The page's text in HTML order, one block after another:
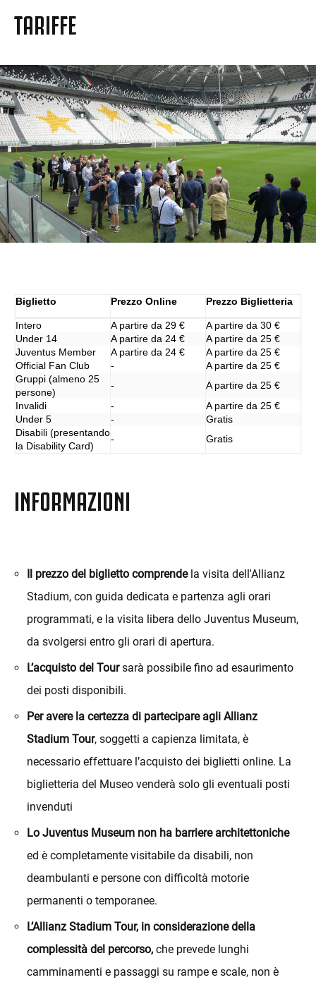
TARIFFE
Biglietto Prezzo Online Prezzo Biglietteria
Intero A partire da 29 €
A partire da 30 €
Under 14
A partire da 24 €
A partire da 25 €
Juventus Member
A partire da 24 €
A partire da 25 €
Official Fan Club
-
A partire da 25 €
Gruppi (almeno 25
persone)
-
A partire da 25 €
Invalidi
-
A partire da 25 €
Under 5
-
Gratis
Disabili (presentando
la Disability Card)
- Gratis
INFORMAZIONI
Il prezzo del biglietto comprendela visita dell'Allianz
Stadium, con guida dedicata e partenza agli orari
programmati, e la visita libera dello Juventus Museum,
da svolgersi entro gli orari di apertura.
L’acquisto del Toursarà possibile fino ad esaurimento
dei posti disponibili.
Per avere la certezza di partecipare agli Allianz
Stadium Tour, soggetti a capienza limitata, è
necessario effettuare l’acquisto dei biglietti online. La
biglietteria del Museo venderà solo gli eventuali posti
invenduti
Lo Juventus Museum non ha barriere architettoniche
ed è completamente visitabile da disabili, non
deambulanti e persone con difficoltà motorie
permanenti o temporanee.
L’Allianz Stadium Tour, in considerazione della
complessità del percorso, che prevede lunghi
camminamenti e passaggi su rampe e scale, non è